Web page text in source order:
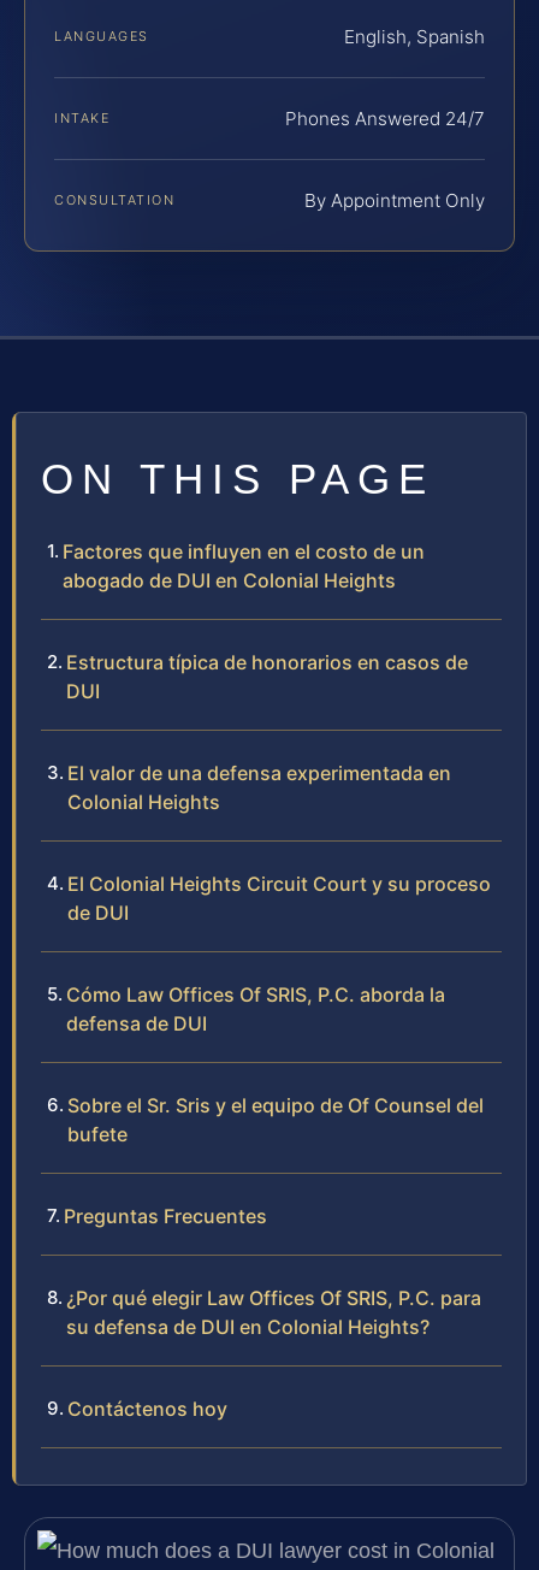
LANGUAGES English, Spanish
INTAKE Phones Answered 24/7
CONSULTATION By Appointment Only
ON THIS PAGE
Factores que influyen en el costo de un
abogado de DUI en Colonial Heights
Estructura típica de honorarios en casos de
DUI
El valor de una defensa experimentada en
Colonial Heights
El Colonial Heights Circuit Court y su proceso
de DUI
Cómo Law Offices Of SRIS, P.C. aborda la
defensa de DUI
Sobre el Sr. Sris y el equipo de Of Counsel del
bufete
Preguntas Frecuentes
¿Por qué elegir Law Offices Of SRIS, P.C. para
su defensa de DUI en Colonial Heights?
Contáctenos hoy